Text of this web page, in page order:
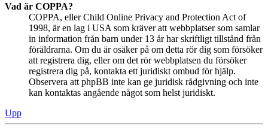
Vad är COPPA?
COPPA, eller Child Online Privacy and Protection Act of
1998, är en lag i USA som kräver att webbplatser som samlar
in information från barn under 13 år har skriftligt tillstånd från
föräldrarna. Om du är osäker på om detta rör dig som försöker
att registrera dig, eller om det rör webbplatsen du försöker
registrera dig på, kontakta ett juridiskt ombud för hjälp.
Observera att phpBB inte kan ge juridisk rådgivning och inte
kan kontaktas angående något som helst juridiskt.
Upp